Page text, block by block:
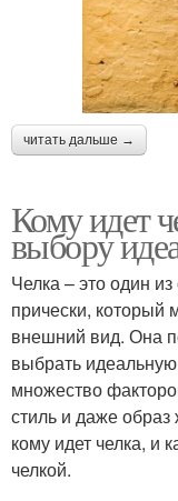
читать дальше →
Кому идет
выбору
Челка – это один
прически, который
внешний вид. Она
выбрать
множество
стиль и даже
кому идет челка, и
челкой.